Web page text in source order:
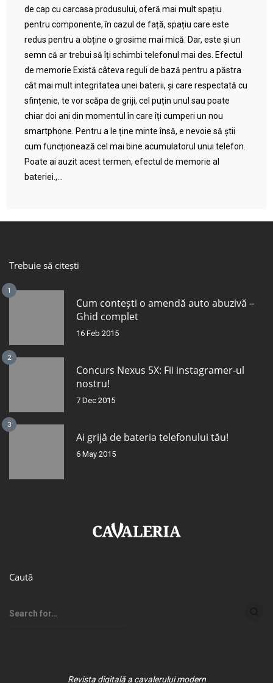
de cap cu carcasa produsului, oferă mai mult spațiu
pentru componente, în cazul de față, spațiu care este
redus pentru a obține o grosime mai mică. Dar, este și un
semn că ar trebui să îți schimbi telefonul mai des. Efectul
de memorie Există câteva reguli de bază pentru a păstra
cât mai mult integritatea unei baterii, și care respectată cu
sfințenie, te vor scăpa de griji, cel puțin unul sau poate
chiar doi ani din momentul în care îți cumperi un nou
smartphone. Pentru a le ține minte însă, e nevoie să știi
cum funcționează cel mai bine acumulatorul unui telefon.
Poate ai auzit acest termen, efectul de memorie al
bateriei.,...
Trebuie să citești
1
Cum contești o amendă auto abuzivă –
Ghid complet
16 Feb 2015
2
Concurs Nexus 5X: Fii instagramer-ul
nostru!
7 Dec 2015
3
Ai grijă de bateria telefonului tău!
6 May 2015
Caută
Revista digitală a cavalerului modern